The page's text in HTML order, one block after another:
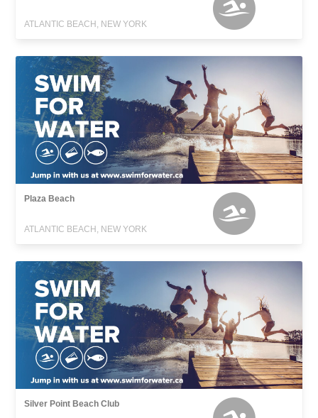
ATLANTIC BEACH, NEW YORK
Plaza Beach
ATLANTIC BEACH, NEW YORK
Silver Point Beach Club